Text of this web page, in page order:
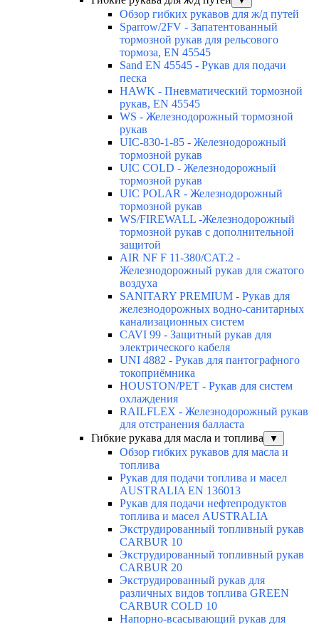
Обзор гибких рукавов для ж/д путей
Sparrow/2FV - Запатентованный
тормозной рукав для рельсового
тормоза, EN 45545
Sand EN 45545 - Рукав для подачи
песка
HAWK - Пневматический тормозной
рукав, EN 45545
WS - Железнодорожный тормозной
рукав
UIC-830-1-85 - Железнодорожный
тормозной рукав
UIC COLD - Железнодорожный
тормозной рукав
UIC POLAR - Железнодорожный
тормозной рукав
WS/FIREWALL -Железнодорожный
тормозной рукав с дополнительной
защитой
AIR NF F 11-380/CAT.2 -
Железнодорожный рукав для сжатого
воздуха
SANITARY PREMIUM - Рукав для
железнодорожных водно-санитарных
канализационных систем
CAVI 99 - Защитный рукав для
электрического кабеля
UNI 4882 - Рукав для пантографного
токоприёмника
HOUSTON/PET - Рукав для систем
охлаждения
RAILFLEX - Железнодорожный рукав
для отстранения балласта
Гибкие рукава для масла и топлива
▼
Обзор гибких рукавов для масла и
топлива
Рукав для подачи топлива и масел
AUSTRALIA EN 136013
Рукав для подачи нефтепродуктов
топлива и масел AUSTRALIA
Экструдированный топливный рукав
CARBUR 10
Экструдированный топливный рукав
CARBUR 20
Экструдированный рукав для
различных видов топлива GREEN
CARBUR COLD 10
Напорно-всасывающий рукав для